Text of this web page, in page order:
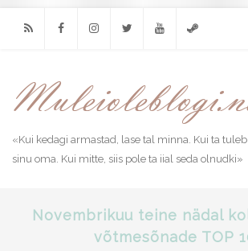
«Kui kedagi armastad, lase tal minna. Kui ta
sinu oma. Kui mitte, siis pole ta iial seda olnudki»
Novembrikuu teine nädal
võtmesõnade TOP